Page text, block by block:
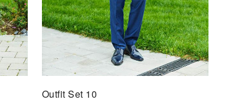
Outfit Set 10